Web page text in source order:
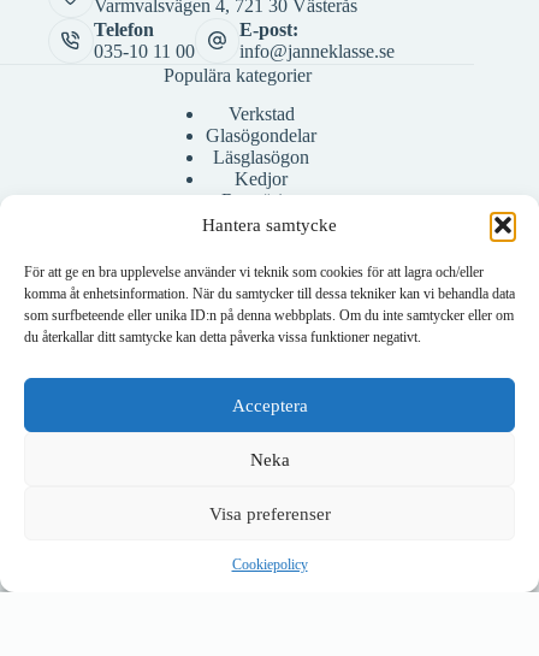
Hantera samtycke
För att ge en bra upplevelse använder vi teknik som cookies för att lagra och/eller
komma åt enhetsinformation. När du samtycker till dessa tekniker kan vi behandla data
som surfbeteende eller unika ID:n på denna webbplats. Om du inte samtycker eller om
du återkallar ditt samtycke kan detta påverka vissa funktioner negativt.
Acceptera
Neka
Visa preferenser
Cookiepolicy
Varmvalsvägen 4, 721 30 Västerås
Telefon
035-10 11 00
E-post:
info@janneklasse.se
Populära kategorier
Verkstad
Glasögondelar
Läsglasögon
Kedjor
Rengöring
Bågar
Konto
Om företaget
Om oss
Kontakta oss